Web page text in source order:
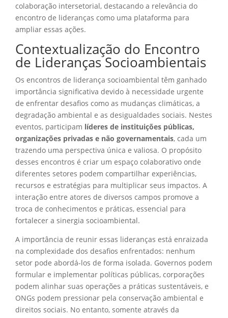
colaboração intersetorial, destacando a relevância do
encontro de lideranças como uma plataforma para
ampliar essas ações.
Contextualização do Encontro
de Lideranças Socioambientais
Os encontros de liderança socioambiental têm ganhado
importância significativa devido à necessidade urgente
de enfrentar desafios como as mudanças climáticas, a
degradação ambiental e as desigualdades sociais. Nestes
eventos, participam líderes de instituições públicas,
organizações privadas e não governamentais, cada um
trazendo uma perspectiva única e valiosa. O propósito
desses encontros é criar um espaço colaborativo onde
diferentes setores podem compartilhar experiências,
recursos e estratégias para multiplicar seus impactos. A
interação entre atores de diversos campos promove a
troca de conhecimentos e práticas, essencial para
fortalecer a sinergia socioambiental.
A importância de reunir essas lideranças está enraizada
na complexidade dos desafios enfrentados: nenhum
setor pode abordá-los de forma isolada. Governos podem
formular e implementar políticas públicas, corporações
podem alinhar suas operações a práticas sustentáveis, e
ONGs podem pressionar pela conservação ambiental e
direitos sociais. No entanto, somente através da